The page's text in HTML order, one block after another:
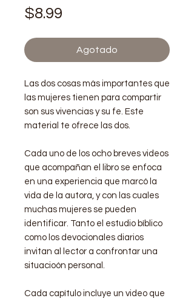
$8.99
Agotado
Las dos cosas más importantes que
las mujeres tienen para compartir
son sus vivencias y su fe. Este
material te ofrece las dos.
Cada uno de los ocho breves videos
que acompañan el libro se enfoca
en una experiencia que marcó la
vida de la autora, y con las cuales
muchas mujeres se pueden
identificar. Tanto el estudio bíblico
como los devocionales diarios
invitan al lector a confrontar una
situacioón personal.
Cada capítulo incluye un video que